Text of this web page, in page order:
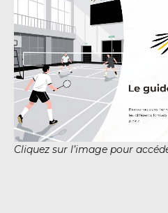
Cliquez sur l’image pour